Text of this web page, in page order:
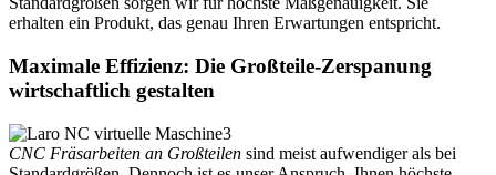
erhalten ein Produkt, das genau Ihren Erwartungen entspricht.
Maximale Effizienz: Die Großteile-Zerspanung
wirtschaftlich gestalten
CNC Fräsarbeiten an Großteilen sind meist aufwendiger als bei